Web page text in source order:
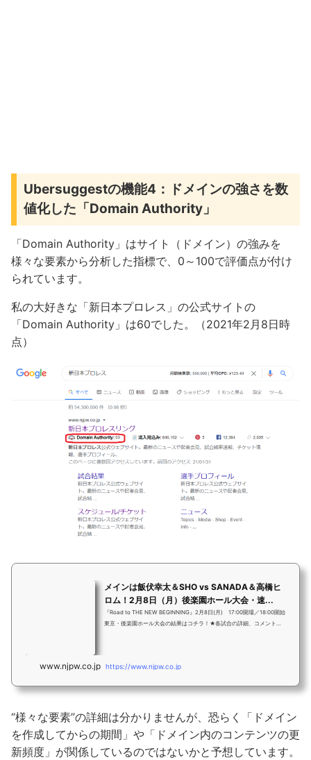
Ubersuggestの機能4：ドメインの強さを数
値化した「Domain Authority」
「Domain Authority」はサイト（ドメイン）の強みを
様々な要素から分析した指標で、0～100で評価点が付け
られています。
私の大好きな「新日本プロレス」の公式サイトの
「Domain Authority」は60でした。（2021年2月8日時
点）
メインは飯伏幸太＆SHO vs SANADA＆高橋ヒ
ロム！2月8日（月）後楽園ホール大会・速...
『Road to THE NEW BEGINNING』2月8日(月) 17:00開場／18:00開始
東京・後楽園ホール大会の結果はコチラ！★各試合の詳細、コメント、
www.njpw.co.jp https://www.njpw.co.jp
“様々な要素”の詳細は分かりませんが、恐らく「ドメイン
を作成してからの期間」や「ドメイン内のコンテンツの更
新頻度」が関係しているのではないかと予想しています。